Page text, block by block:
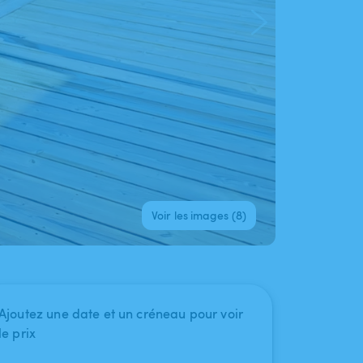
Voir les images (8)
une date et un créneau pour voir
prix